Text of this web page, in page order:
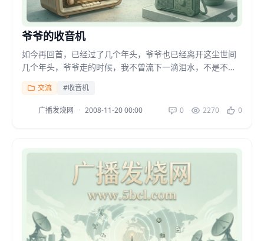
爷爷的收音机
如今再回首，已经过了几个年头，爷爷也已经离开这尘世间
几个年头，爷爷走的时候，我不曾流下一滴泪水，不是不想
流泪，只是眼泪已经不在听话，当感情已经僵硬的时候，眼
泪也...交流 #收音机
广播发烧网 · 2008-11-20 00:00 0 2270 0